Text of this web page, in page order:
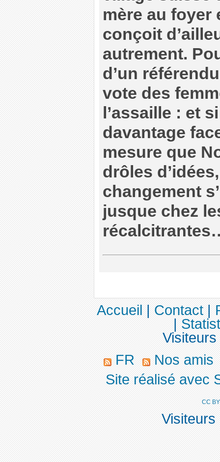
mère au foyer
conçoit
autrement.
d’un
vote des
l’assaille : et
davantage
mesure que
drôles
changement
jusque chez
Accueil|Contact|
|
FR
Nos amis
Site réalisé avec
CC